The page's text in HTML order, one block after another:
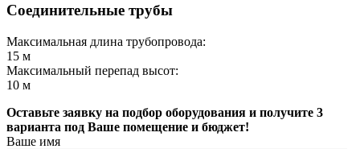
Соединительные трубы
Максимальная длина трубопровода:
15 м
Максимальный перепад высот:
10 м
Оставьте заявку на подбор оборудования и получите 3
варианта под Ваше помещение и бюджет!
Ваше имя